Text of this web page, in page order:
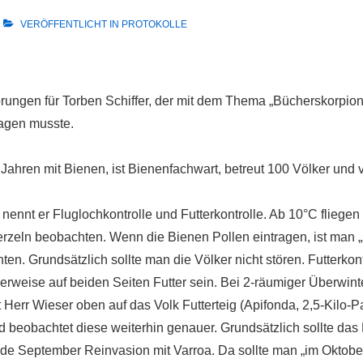
VERÖFFENTLICHT IN PROTOKOLLE
für Torben Schiffer, der mit dem Thema
musste.
mit Bienen, ist Bienenfachwart, betreut 100 Völker und
er Fluglochkontrolle und Futterkontrolle. Ab 10°C
beobachten. Wenn die Bienen Pollen eintragen, ist man
Grundsätzlich sollte man die Völker nicht stören.
auf beiden Seiten Futter sein. Bei 2-räumiger
Wieser oben auf das Volk Futterteig (Apifonda, 2,5-Kilo-
beobachtet diese weiterhin genauer. Grundsätzlich sollte
September Reinvasion mit Varroa. Da sollte man „im